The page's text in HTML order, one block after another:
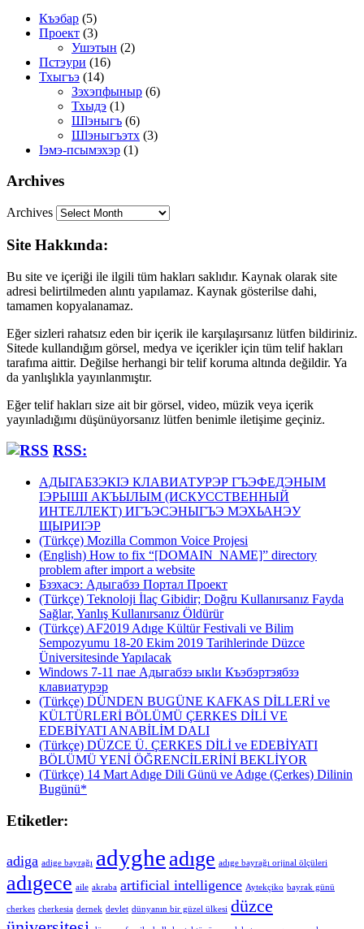
Къэбар (5)
Проект (3)
Ушэтын (2)
Пстэури (16)
Тхыгъэ (14)
Зэхэпфыныр (6)
Тхыдэ (1)
Шӏэныгъ (6)
Шӏэныгъэтх (3)
Ӏэмэ-псымэхэр (1)
Archives
Archives
Site Hakkında:
Bu site ve içeriği ile ilgili tüm hakları saklıdır. Kaynak olarak site
adresi belirtilmeden alıntı yapılamaz. Kaynak gösterilse dahi,
tamamen kopyalanamaz.
Eğer sizleri rahatsız eden bir içerik ile karşılaşırsanız lütfen bildiriniz.
Sitede kullandığım görsel, medya ve içerikler için tüm telif hakları
tarafıma aittir. Değilse herhangi bir telif koruma altında değildir. Ya
da yanlışlıkla yayınlanmıştır.
Eğer telif hakları size ait bir görsel, video, müzik veya içerik
yayınladığımı düşünüyorsanız lütfen benimle iletişime geçiniz.
RSS:
АДЫГАБЗЭКӀЭ КЛАВИАТУРЭР ГЪЭФЕДЭНЫМ
ӀЭРЫШӀ АКЪЫЛЫМ (ИСКУССТВЕННЫЙ
ИНТЕЛЛЕКТ) ИГЪЭСЭНЫГЪЭ МЭХЬАНЭУ
ЩЫРИӀЭР
(Türkçe) Mozilla Common Voice Projesi
(English) How to fix “[DOMAIN_NAME]” directory
problem after import a website
Бзэхасэ: Адыгабзэ Портал Проект
(Türkçe) Teknoloji İlaç Gibidir; Doğru Kullanırsanız Fayda
Sağlar, Yanlış Kullanırsanız Öldürür
(Türkçe) AF2019 Adıge Kültür Festivali ve Bilim
Sempozyumu 18-20 Ekim 2019 Tarihlerinde Düzce
Üniversitesinde Yapılacak
Windows 7-11 пае Адыгабзэ ыкӏи Къэбэртэябзэ
клавиатурэр
(Türkçe) DÜNDEN BUGÜNE KAFKAS DİLLERİ ve
KÜLTÜRLERİ BÖLÜMÜ ÇERKES DİLİ VE
EDEBİYATI ANABİLİM DALI
(Türkçe) DÜZCE Ü. ÇERKES DİLİ ve EDEBİYATI
BÖLÜMÜ YENİ ÖĞRENCİLERİNİ BEKLİYOR
(Türkçe) 14 Mart Adıge Dili Günü ve Adıge (Çerkes) Dilinin
Bugünü*
Etiketler:
adiga adige bayrağı adyghe adıge adıge bayrağı orjinal ölçüleri
adıgece aile akraba artificial intelligence Aytekçiko bayrak günü
cherkes cherkesia dernek devlet dünyanın bir güzel ülkesi düzce